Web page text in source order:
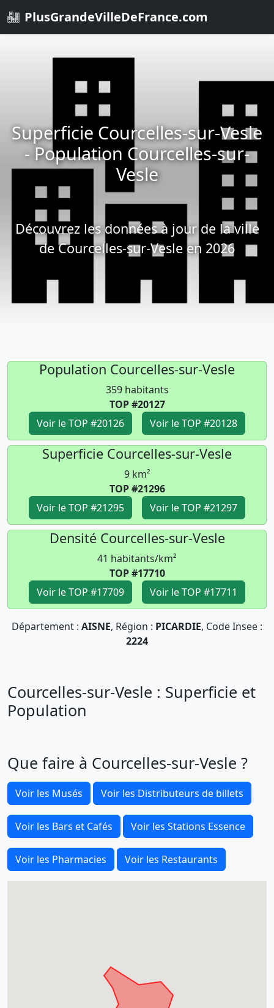
PlusGrandeVilleDeFrance.com
Superficie Courcelles-sur-Vesle
- Population Courcelles-sur-
Vesle
Découvrez les données à jour de la ville
de Courcelles-sur-Vesle en 2026
Population Courcelles-sur-Vesle
359 habitants
TOP #20127
Voir le TOP #20126
Voir le TOP #20128
Superficie Courcelles-sur-Vesle
9 km²
TOP #21296
Voir le TOP #21295
Voir le TOP #21297
Densité Courcelles-sur-Vesle
41 habitants/km²
TOP #17710
Voir le TOP #17709
Voir le TOP #17711
Département : AISNE, Région : PICARDIE, Code Insee :
2224
Courcelles-sur-Vesle : Superficie et
Population
Que faire à Courcelles-sur-Vesle ?
Voir les Musés Voir les Distributeurs de billets
Voir les Bars et Cafés Voir les Stations Essence
Voir les Pharmacies Voir les Restaurants